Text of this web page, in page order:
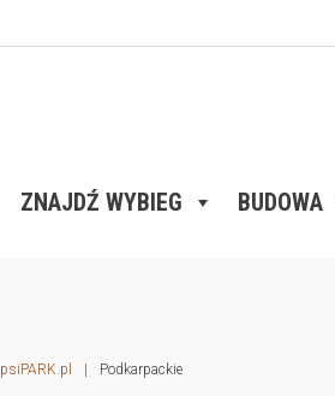
ZNAJDŹ WYBIEG BUDOWA
psiPARK.pl Podkarpackie